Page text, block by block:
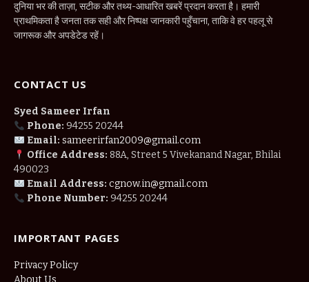
दुनिया भर की ताज़ा, सटीक और तथ्य-आधारित खबरें प्रदान करता है। हमारी
प्राथमिकता है जनता तक सही और निष्पक्ष जानकारी पहुँचाना, ताकि वे हर पहलू से
जागरूक और अपडेटेड रहें।
CONTACT US
Syed Sameer Irfan
Phone: 94255 20244
Email: sameerirfan2009@gmail.com
Office Address: 88A, Street 5 Vivekanand Nagar, Bhilai
490023
Email Address: cgnow.in@gmail.com
Phone Number: 94255 20244
IMPORTANT PAGES
Privacy Policy